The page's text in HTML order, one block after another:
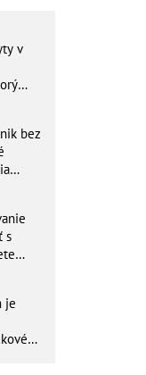
v
bez
s
je